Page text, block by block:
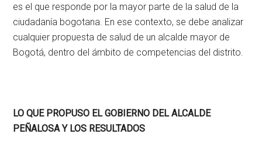
es el que responde por la mayor parte de la salud de la
ciudadanía bogotana. En ese contexto, se debe analizar
cualquier propuesta de salud de un alcalde mayor de
Bogotá, dentro del ámbito de competencias del distrito.
LO QUE PROPUSO EL GOBIERNO DEL ALCALDE
PEÑALOSA Y LOS RESULTADOS